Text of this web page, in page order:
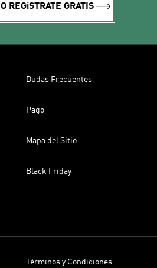
REGíSTRATE GRATIS
Dudas Frecuentes
Pago
Mapa del Sitio
Black Friday
Términos y Condiciones